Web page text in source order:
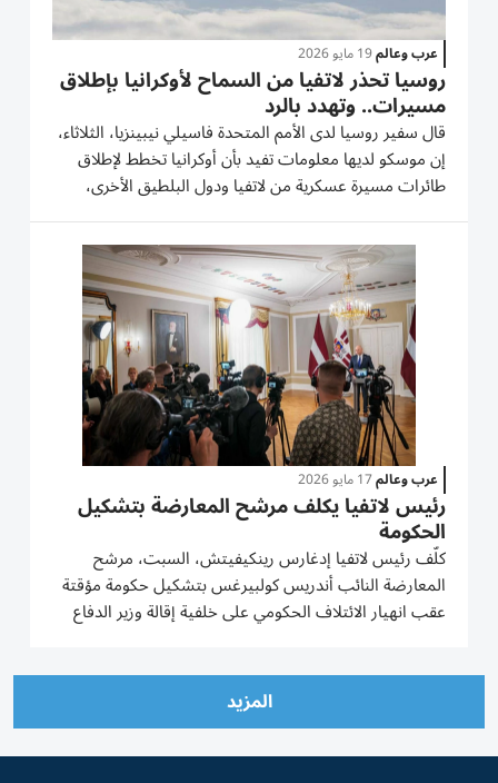
عرب وعالم19 مايو 2026
روسيا تحذر لاتفيا من السماح لأوكرانيا بإطلاق
مسيرات.. وتهدد بالرد
قال سفير روسيا لدى الأمم ‌المتحدة فاسيلي نيبينزيا، الثلاثاء، ​
إن ⁠موسكو لديها معلومات ‌تفيد بأن أوكرانيا تخطط لإطلاق
طائرات مسيرة عسكرية من لاتفيا ودول ‌البلطيق الأخرى،
محذراً من أن عضوية ⁠حلف شمال الأطلسي «الناتو» لن تحمي
تلك الدول من الرد الانتقامي. وأكد نيبينزيا،...
عرب وعالم17 مايو 2026
رئيس لاتفيا يكلف مرشح المعارضة بتشكيل
الحكومة
كلّف رئيس لاتفيا إدغارس رينكيفيتش، السبت، مرشح
المعارضة النائب أندريس كولبيرغس بتشكيل حكومة مؤقتة
عقب انهيار الائتلاف الحكومي على خلفية إقالة وزير الدفاع
المزيد